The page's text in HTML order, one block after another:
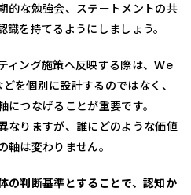
的な勉強会、ステートメントの共
を持てるようにしましょう。
ィング施策へ反映する際は、We
を個別に設計するのではなく、
つなげることが重要です。
なりますが、誰にどのような価値
は変わりません。
の判断基準とすることで、認知か